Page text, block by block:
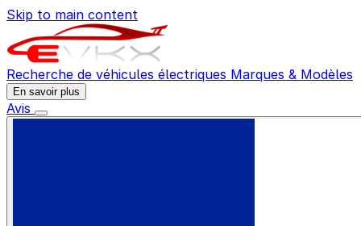
Skip to main content
Recherche de véhicules électriques Marques & Modèles
En savoir plus
Avis